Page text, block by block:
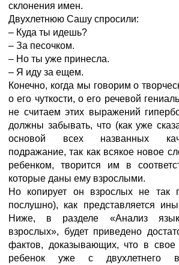
склонения имен.
Двухлетнюю Сашу спросили:
– Куда ты идешь?
– За песочком.
– Но ты уже принесла.
– Я иду за ещем.
Конечно, когда мы говорим о
о его чуткости, о его речевой
не считаем этих выражений
должны забывать, что (как уже
основой всех названных
подражание, так как всякое новое
ребенком, творится им в
которые даны ему взрослыми.
Но копирует он взрослых не так
послушно), как представляется
Ниже, в разделе «Анализ
взрослых», будет приведено
фактов, доказывающих, что в свое
ребенок уже с двухлетнего